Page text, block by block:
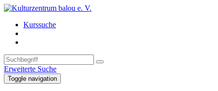
Kurssuche
Erweiterte Suche
Toggle navigation